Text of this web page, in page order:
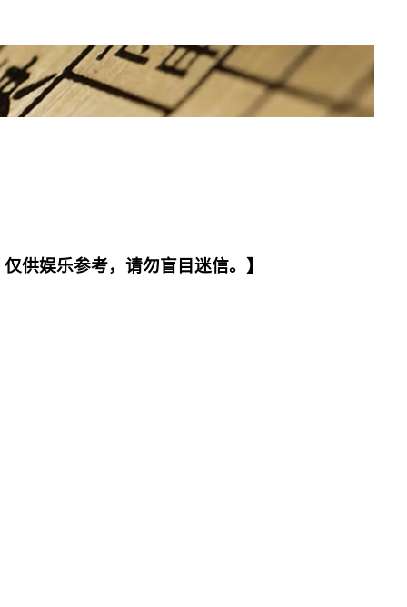
供娱乐参考，请勿盲目迷信。】